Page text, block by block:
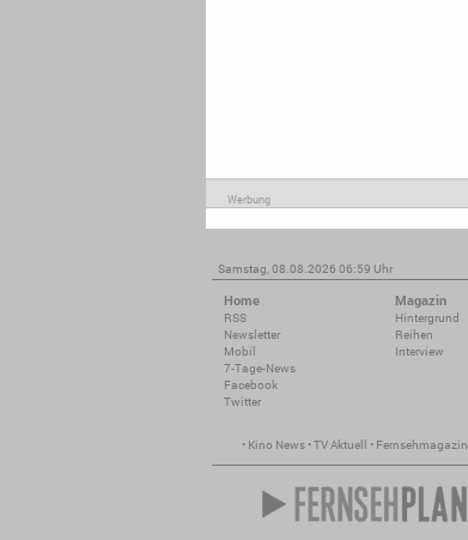
Werbung
Samstag, 08.08.2026 06:59 Uhr
Home
RSS
Newsletter
Mobil
7-Tage-News
Facebook
Twitter
Magazin
Hintergrund
Reihen
Interview
• Kino News •TV Aktuell • Fernsehmagazin